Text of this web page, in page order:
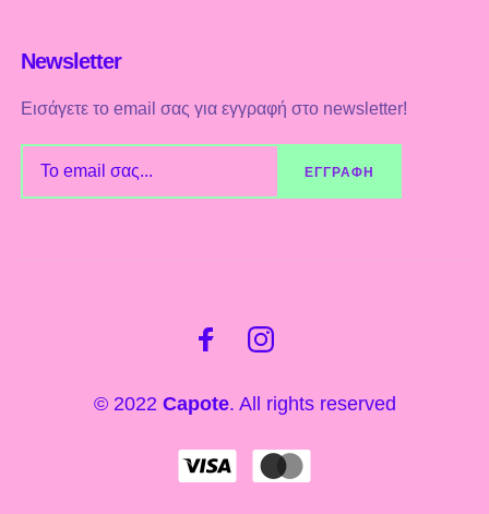
Newsletter
Εισάγετε το email σας για εγγραφή στο newsletter!
© 2022 Capote. All rights reserved